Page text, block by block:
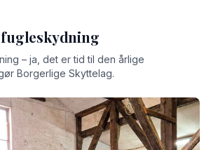
– ja, det er tid til den årlige
Borgerlige Skyttelag.